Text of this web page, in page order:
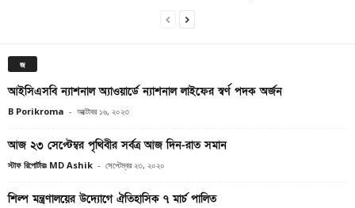
জ
আইসিএসবি ন্যাশনাল অ্যাওয়ার্ডে ন্যাশনাল লাইফের স্বর্ণ পদক অর্জন
B Porikroma - অক্টোবর ১৬, ২০২৩
আজ ২৩ সেপ্টেম্বর পৃথিবীর সর্বত্র আজ দিন-রাত সমান
স্টাফ রিপোর্টারঃ MD Ashik - সেপ্টেম্বর ২৩, ২০২০
শিল্প মন্ত্রণালয়ের উদ্যোগে ঐতিহাসিক ৭ মার্চ পালিত